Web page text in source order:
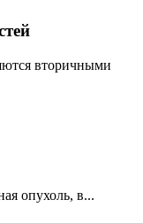
вторичными
опухоль, в...